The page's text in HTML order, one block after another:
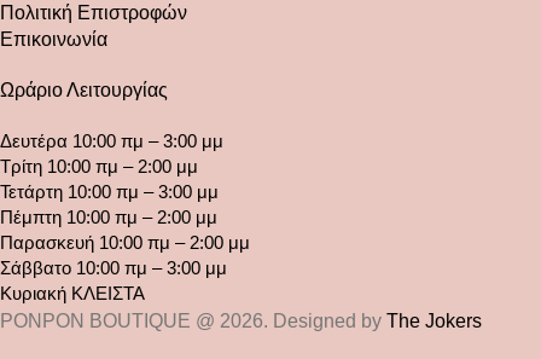
Πολιτική Επιστροφών
Επικοινωνία
Ωράριο Λειτουργίας
Δευτέρα 10:00 πμ – 3:00 μμ
Τρίτη 10:00 πμ – 2:00 μμ
Τετάρτη 10:00 πμ – 3:00 μμ
Πέμπτη 10:00 πμ – 2:00 μμ
Παρασκευή 10:00 πμ – 2:00 μμ
Σάββατο 10:00 πμ – 3:00 μμ
Κυριακή ΚΛΕΙΣΤΑ
PONPON BOUTIQUE @ 2026. Designed by The Jokers